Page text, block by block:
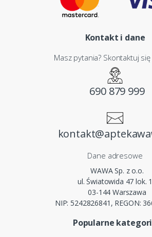
Kontakt i dane
Masz pytania? Skontaktuj
690 879 999
Dane adresowe
WAWA Sp. z o.o.
ul. Światowida 47 lok.
03-144 Warszawa
NIP: 5242826841, REGON:
Popularne